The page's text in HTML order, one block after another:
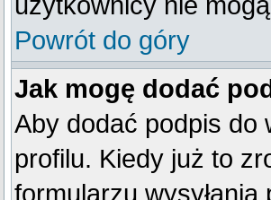
Powrót do góry
Jak mogę dodać
Aby dodać podpis do
profilu. Kiedy już to
formularzu